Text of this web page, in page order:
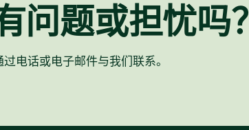
问题或担忧吗？
电话或电子邮件与我们联系。